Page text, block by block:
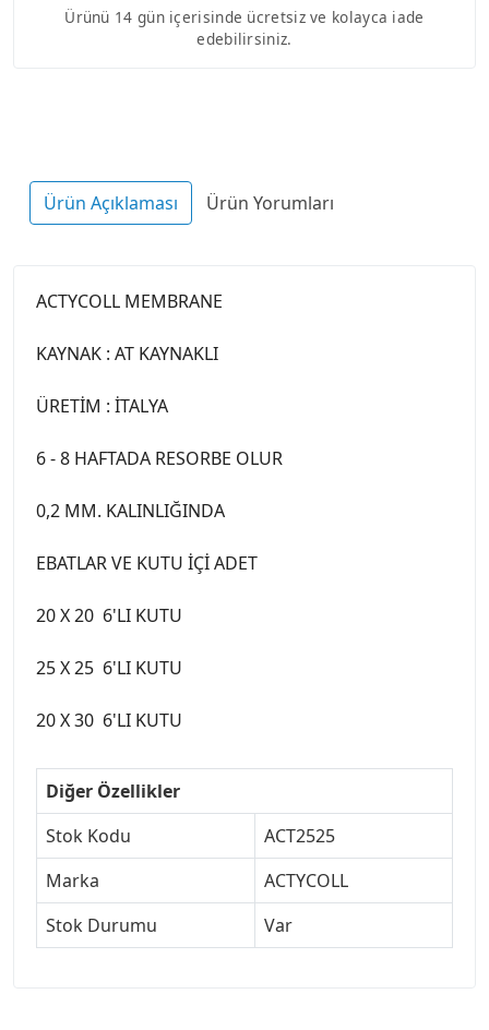
Ürünü 14 gün içerisinde ücretsiz ve kolayca iade
edebilirsiniz.
Ürün Açıklaması Ürün Yorumları
ACTYCOLL MEMBRANE
KAYNAK : AT KAYNAKLI
ÜRETİM : İTALYA
6 - 8 HAFTADA RESORBE OLUR
0,2 MM. KALINLIĞINDA
EBATLAR VE KUTU İÇİ ADET
20 X 20 6'LI KUTU
25 X 25 6'LI KUTU
20 X 30 6'LI KUTU
Diğer Özellikler
Stok Kodu
ACT2525
Marka
ACTYCOLL
Stok Durumu
Var